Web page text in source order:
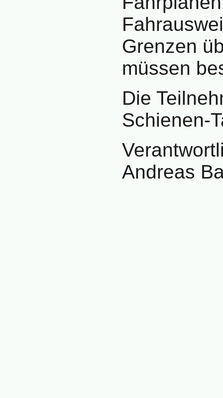
Grenzen
müssen
Die
Schienen-
Andreas